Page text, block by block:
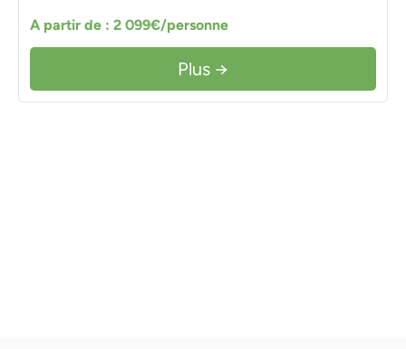
A partir de : 2 099€/personne
Plus →